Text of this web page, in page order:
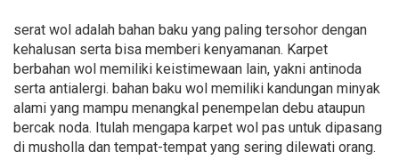
serat wol adalah bahan baku yang paling tersohor dengan
kehalusan serta bisa memberi kenyamanan. Karpet
berbahan wol memiliki keistimewaan lain, yakni antinoda
serta antialergi. bahan baku wol memiliki kandungan minyak
alami yang mampu menangkal penempelan debu ataupun
bercak noda. Itulah mengapa karpet wol pas untuk dipasang
di musholla dan tempat-tempat yang sering dilewati orang.